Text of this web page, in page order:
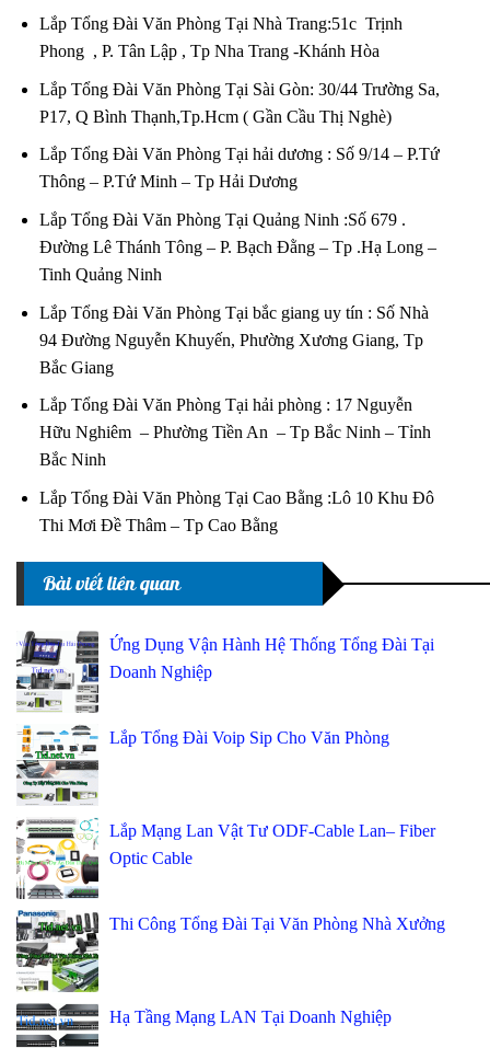
Lắp Tổng Đài Văn Phòng Tại Nhà Trang:51c Trịnh
Phong , P. Tân Lập , Tp Nha Trang -Khánh Hòa
Lắp Tổng Đài Văn Phòng Tại Sài Gòn: 30/44 Trường Sa,
P17, Q Bình Thạnh,Tp.Hcm ( Gần Cầu Thị Nghè)
Lắp Tổng Đài Văn Phòng Tại hải dương : Số 9/14 – P.Tứ
Thông – P.Tứ Minh – Tp Hải Dương
Lắp Tổng Đài Văn Phòng Tại Quảng Ninh :Số 679 .
Đường Lê Thánh Tông – P. Bạch Đằng – Tp .Hạ Long –
Tinh Quảng Ninh
Lắp Tổng Đài Văn Phòng Tại bắc giang uy tín : Số Nhà
94 Đường Nguyễn Khuyến, Phường Xương Giang, Tp
Bắc Giang
Lắp Tổng Đài Văn Phòng Tại hải phòng : 17 Nguyễn
Hữu Nghiêm – Phường Tiền An – Tp Bắc Ninh – Tỉnh
Bắc Ninh
Lắp Tổng Đài Văn Phòng Tại Cao Bằng :Lô 10 Khu Đô
Thi Mơi Đề Thâm – Tp Cao Bằng
Bài viết liên quan
Ứng Dụng Vận Hành Hệ Thống Tổng Đài Tại
Doanh Nghiệp
Lắp Tổng Đài Voip Sip Cho Văn Phòng
Lắp Mạng Lan Vật Tư ODF-Cable Lan– Fiber
Optic Cable
Thi Công Tổng Đài Tại Văn Phòng Nhà Xưởng
Hạ Tầng Mạng LAN Tại Doanh Nghiệp